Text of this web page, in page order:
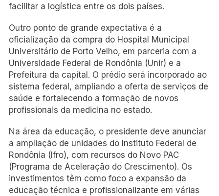
facilitar a logística entre os dois países.
Outro ponto de grande expectativa é a
oficialização da compra do Hospital Municipal
Universitário de Porto Velho, em parceria com a
Universidade Federal de Rondônia (Unir) e a
Prefeitura da capital. O prédio será incorporado ao
sistema federal, ampliando a oferta de serviços de
saúde e fortalecendo a formação de novos
profissionais da medicina no estado.
Na área da educação, o presidente deve anunciar
a ampliação de unidades do Instituto Federal de
Rondônia (Ifro), com recursos do Novo PAC
(Programa de Aceleração do Crescimento). Os
investimentos têm como foco a expansão da
educação técnica e profissionalizante em várias